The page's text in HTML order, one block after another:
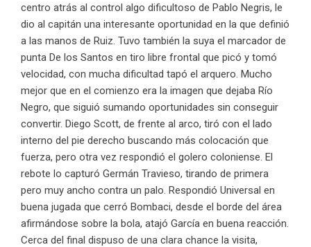
centro atrás al control algo dificultoso de Pablo Negris, le
dio al capitán una interesante oportunidad en la que definió
a las manos de Ruiz. Tuvo también la suya el marcador de
punta De los Santos en tiro libre frontal que picó y tomó
velocidad, con mucha dificultad tapó el arquero. Mucho
mejor que en el comienzo era la imagen que dejaba Río
Negro, que siguió sumando oportunidades sin conseguir
convertir. Diego Scott, de frente al arco, tiró con el lado
interno del pie derecho buscando más colocación que
fuerza, pero otra vez respondió el golero coloniense. El
rebote lo capturó Germán Travieso, tirando de primera
pero muy ancho contra un palo. Respondió Universal en
buena jugada que cerró Bombaci, desde el borde del área
afirmándose sobre la bola, atajó García en buena reacción.
Cerca del final dispuso de una clara chance la visita,